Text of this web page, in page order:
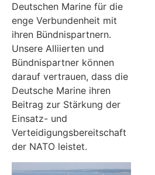
Deutschen Marine für die
enge Verbundenheit mit
ihren Bündnispartnern.
Unsere Alliierten und
Bündnispartner können
darauf vertrauen, dass die
Deutsche Marine ihren
Beitrag zur Stärkung der
Einsatz- und
Verteidigungsbereitschaft
der NATO leistet.